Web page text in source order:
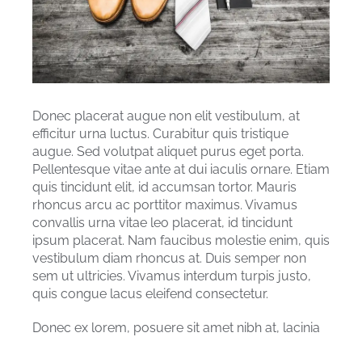
Donec placerat augue non elit vestibulum, at
efficitur urna luctus. Curabitur quis tristique
augue. Sed volutpat aliquet purus eget porta.
Pellentesque vitae ante at dui iaculis ornare. Etiam
quis tincidunt elit, id accumsan tortor. Mauris
rhoncus arcu ac porttitor maximus. Vivamus
convallis urna vitae leo placerat, id tincidunt
ipsum placerat. Nam faucibus molestie enim, quis
vestibulum diam rhoncus at. Duis semper non
sem ut ultricies. Vivamus interdum turpis justo,
quis congue lacus eleifend consectetur.
Donec ex lorem, posuere sit amet nibh at, lacinia